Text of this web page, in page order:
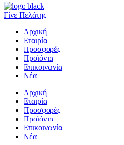
Γίνε Πελάτης
Αρχική
Εταιρία
Προσφορές
Προϊόντα
Επικοινωνία
Νέα
Αρχική
Εταιρία
Προσφορές
Προϊόντα
Επικοινωνία
Νέα